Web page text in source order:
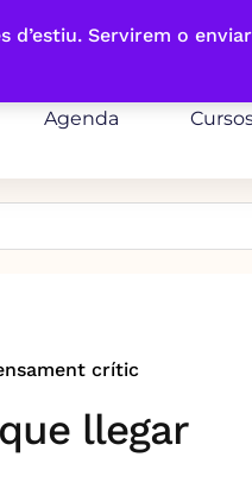
Servirem o
Agenda
crític
llegar